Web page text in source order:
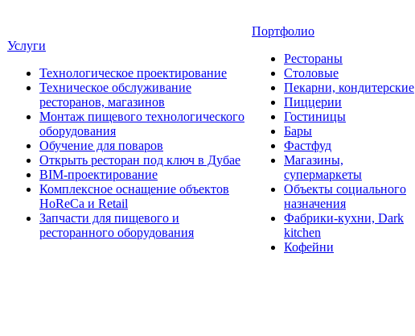
Услуги
Технологическое проектирование
Техническое обслуживание
ресторанов, магазинов
Монтаж пищевого технологического
оборудования
Обучение для поваров
Открыть ресторан под ключ в Дубае
BIM-проектирование
Комплексное оснащение объектов
HoReCa и Retail
Запчасти для пищевого и
ресторанного оборудования
Портфолио
Рестораны
Столовые
Пекарни, кондитерские
Пиццерии
Гостиницы
Бары
Фастфуд
Магазины,
супермаркеты
Объекты социального
назначения
Фабрики-кухни, Dark
kitchen
Кофейни